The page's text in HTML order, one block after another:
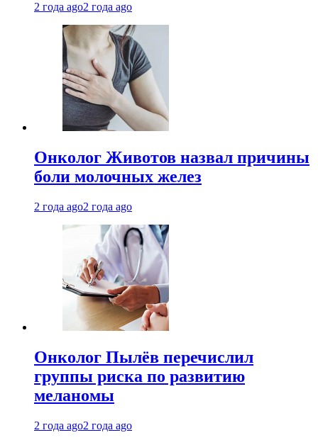
2 года ago2 года ago
Онколог Животов назвал причины
боли молочных желез
2 года ago2 года ago
Онколог Пылёв перечислил
группы риска по развитию
меланомы
2 года ago2 года ago